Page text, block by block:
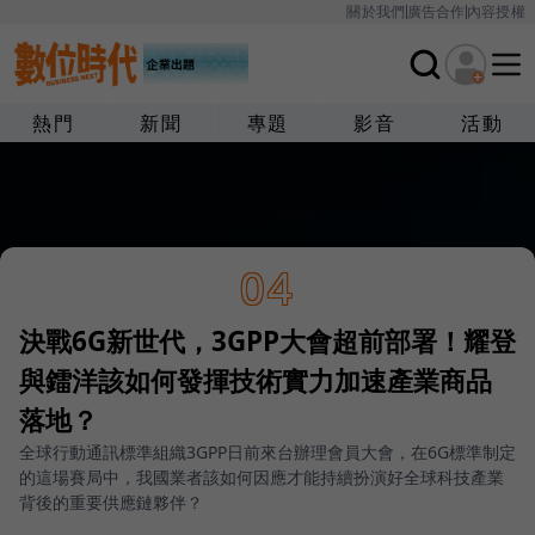
關於我們廣告合作內容授權
熱門 新聞 專題 影音 活動
04
決戰6G新世代，3GPP大會超前部署！耀登
與鐳洋該如何發揮技術實力加速產業商品
落地？
全球行動通訊標準組織3GPP日前來台辦理會員大會，在6G標準制定
的這場賽局中，我國業者該如何因應才能持續扮演好全球科技產業
背後的重要供應鏈夥伴？